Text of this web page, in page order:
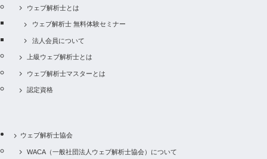
ウェブ解析士とは
ウェブ解析士 無料体験セミナー
法人会員について
上級ウェブ解析士とは
ウェブ解析士マスターとは
認定資格
ウェブ解析士協会
WACA（一般社団法人ウェブ解析士協会）について